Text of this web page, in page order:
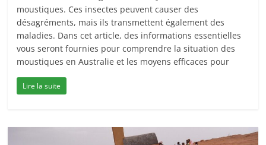
moustiques. Ces insectes peuvent causer des
désagréments, mais ils transmettent également des
maladies. Dans cet article, des informations essentielles
vous seront fournies pour comprendre la situation des
moustiques en Australie et les moyens efficaces pour
Lire la suite